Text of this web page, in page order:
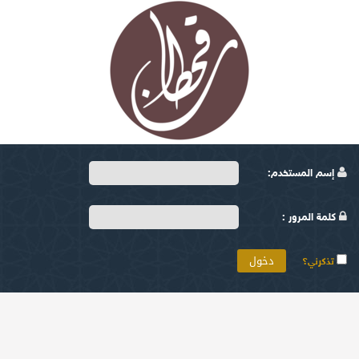
إسم المستخدم:
كلمة المرور :
تذكرني؟